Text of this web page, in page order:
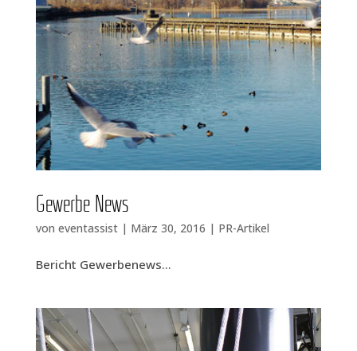
Gewer­be News
von eventassist| März 30, 2016 | PR-Artikel
Bericht Gewer­be­news...